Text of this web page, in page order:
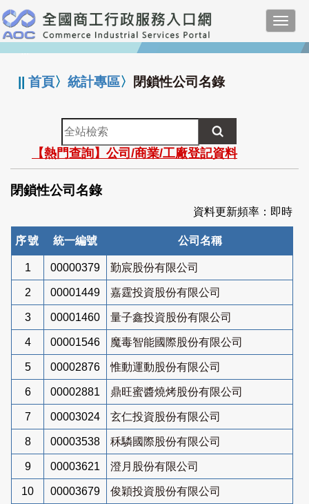
跳
到
主
要
:::
||首頁〉統計專區〉 閉鎖性公司名錄
全
站
檢
索
【熱門查詢】公司/商業/工廠登記資料
閉鎖性公司名錄
資料更新頻率：即時
序號 統一編號 公司名稱
1 00000379 勤宸股份有限公司
2 00001449 嘉霆投資股份有限公司
3 00001460 量子鑫投資股份有限公司
4 00001546 魔毒智能國際股份有限公司
5 00002876 惟動運動股份有限公司
6 00002881 鼎旺蜜醬燒烤股份有限公司
7 00003024 玄仁投資股份有限公司
8 00003538 秝驎國際股份有限公司
9 00003621 澄月股份有限公司
10 00003679 俊穎投資股份有限公司